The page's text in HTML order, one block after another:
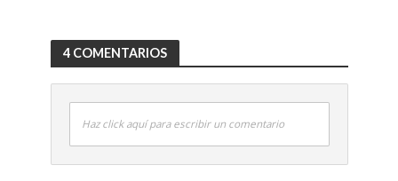
4 COMENTARIOS
Haz click aquí para escribir un comentario